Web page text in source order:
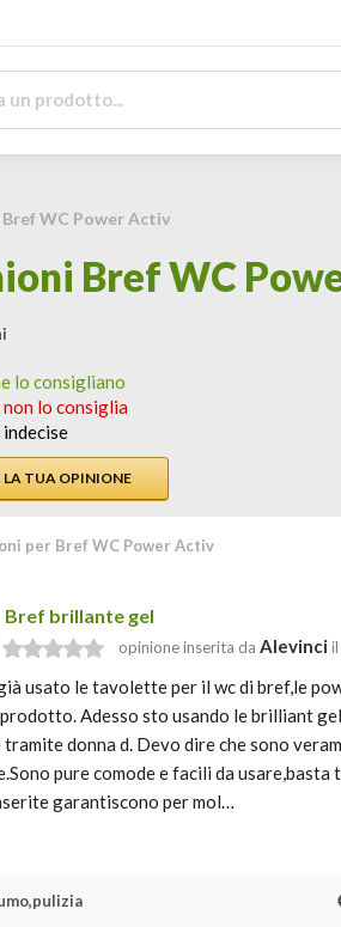
Bref WC Power Activ
Bref WC
lo consigliano
non lo consiglia
LA TUA OPINIONE
per Bref WC Power Activ
Bref brillante gel
opinione inserita da Alevinci
usato le tavolette per il wc di bref,le
Adesso sto usando le brilliant
donna d. Devo dire che sono
pure comode e facili da
garantiscono per mol…